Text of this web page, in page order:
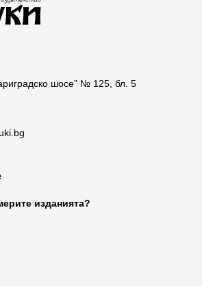
шосе” № 125, бл. 5
изданията?